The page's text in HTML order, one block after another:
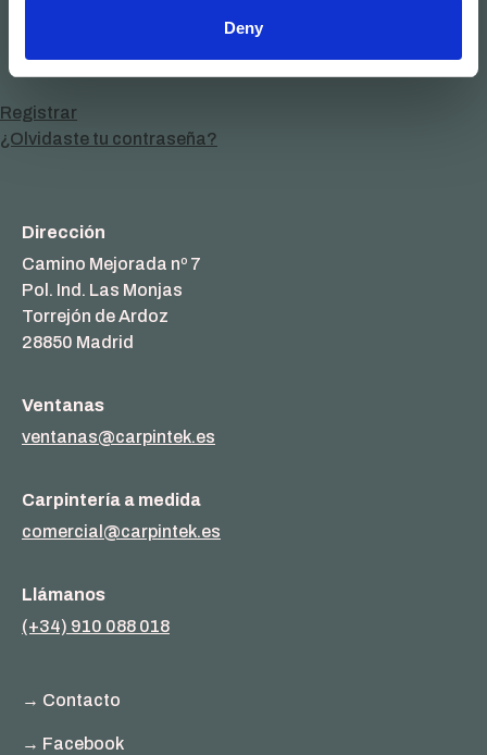
Deny
Registrar
¿Olvidaste tu contraseña?
Dirección
Camino Mejorada nº 7
Pol. Ind. Las Monjas
Torrejón de Ardoz
28850 Madrid
Ventanas
ventanas@carpintek.es
Carpintería a medida
comercial@carpintek.es
Llámanos
(+34) 910 088 018
→ Contacto
→ Facebook